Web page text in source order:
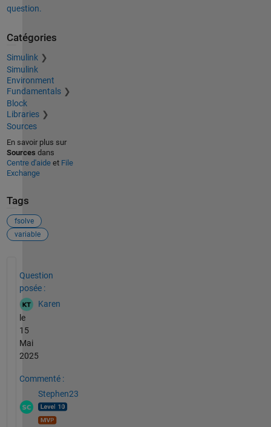
t
n
F
S
O
L
E
a
n
n
o
t
n
t
i
n
question.
Catégories
Simulink
Simulink
Environment
Fundamentals
Block
Libraries
Sources
En savoir plus sur
Sources dans
Centre d'aideet File
Exchange
Tags
fsolve
variable
Question
posée :
Karen
le
15
Mai
2025
Commenté :
Stephen23